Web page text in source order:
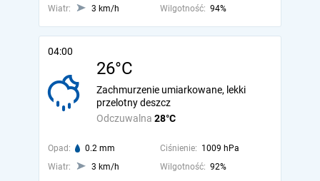
Wiatr:
3 km/h Wilgotność: 94%
04:00
26°C
Odczuwalna 28°C
Zachmurzenie umiarkowane, lekki
przelotny deszcz
Opad: 0.2 mm Ciśnienie: 1009 hPa
Wiatr:
3 km/h Wilgotność: 92%